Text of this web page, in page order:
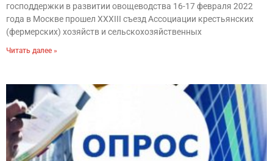
господдержки в развитии овощеводства 16-17 февраля 2022
года в Москве прошел ХХХIII съезд Ассоциации крестьянских
(фермерских) хозяйств и сельскохозяйственных
Читать далее »